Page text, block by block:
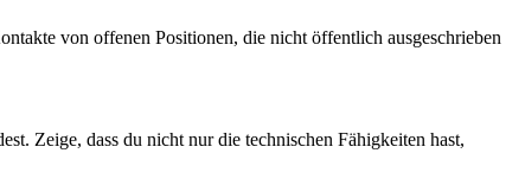
von offenen Positionen, die nicht öffentlich ausgeschrieben
Zeige, dass du nicht nur die technischen Fähigkeiten hast,